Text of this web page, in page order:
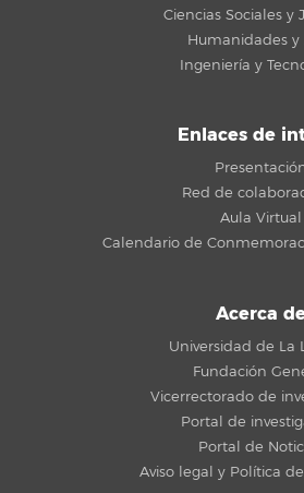
Ciencias Sociales y
Humanidades y
Ingeniería y
Enlaces de
Red de
Aula Virtual
Calendario de
Acerca
Universidad de La
Fundación
Vicerrectorado de
Portal de
Portal de
Aviso legal y Política